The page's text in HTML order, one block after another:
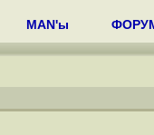
MAN'ы